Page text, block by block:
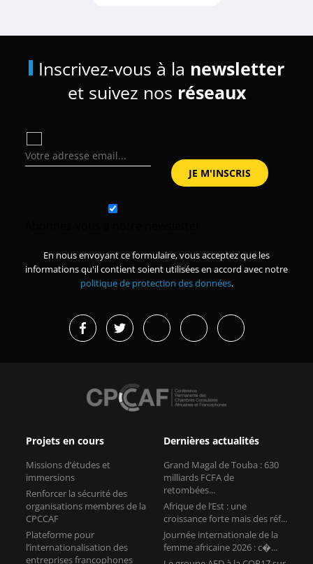
Inscrivez-vous à la newsletter
et suivez nos réseaux
En nous envoyant ce formulaire, vous acceptez que les
informations qu'il contient soient utilisées en accord avec notre
politique de protection des données.
Projets en cours
Missions d’études et
immersions
Renforcer la sécurité des
organisations membres de la
CPCCAF
Plateforme pour
l’internationalisation des
entreprises francophones
Dernières actualités
Grand Magal de Touba : 630
milliards FCFA de
retombées...
Afrique de l’Est : une
croissance forte mais des réf...
Journée internationale de la
femme africaine 2026 : c�...